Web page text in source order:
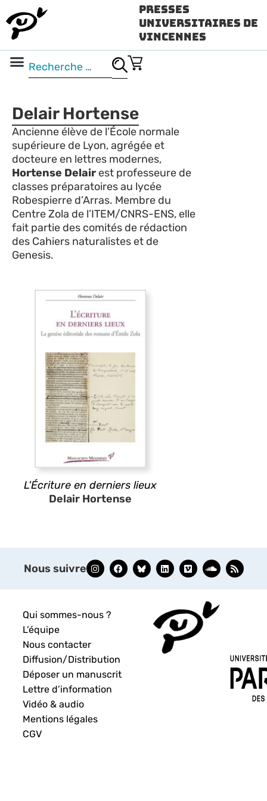
Presses
Universitaires de
Vincennes
Delair Hortense
Ancienne élève de l’École normale
supérieure de Lyon, agrégée et
docteure en lettres modernes,
Hortense Delair est professeure de
classes préparatoires au lycée
Robespierre d’Arras. Membre du
Centre Zola de l’ITEM/CNRS-ENS, elle
fait partie des comités de rédaction
des Cahiers naturalistes et de
Genesis.
L'Écriture en derniers lieux
Delair Hortense
Nous suivre
Qui sommes-nous ?
L’équipe
Nous contacter
Diffusion/Distribution
Déposer un manuscrit
Lettre d’information
Vidéo & audio
Mentions légales
CGV